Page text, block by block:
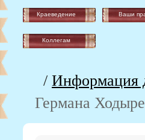
Краеведение Ваши
Коллегам
/ Информация
Германа